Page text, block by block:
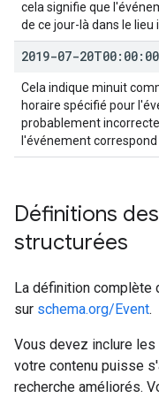
cela signifie que
de ce jour-là dans le lieu
2019-07-20T00:00:00
Cela indique minuit
horaire spécifié pour
probablement
l'événement
Définitions
structurées
La définition complète
sur schema.org/Event.
Vous devez inclure
votre contenu puisse
recherche améliorés.